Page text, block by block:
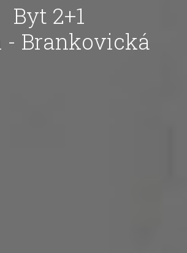
Byt 2+1
- Brankovická